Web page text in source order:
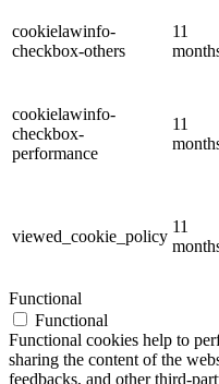
cookielawinfo-
checkbox-others
11
cookielawinfo-
checkbox-
performance
11
viewed_cookie_policy
11
Functional
Functional
Functional cookies help to
sharing the content of the
feedbacks, and other third-